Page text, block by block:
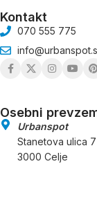
Kontakt
070 555 775
Osebni
Urbanspot
Stanetova ulica 7
3000 Celje